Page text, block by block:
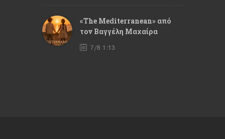
«The Mediterranean» από
τον Βαγγέλη Μαχαίρα
7/8 1:13